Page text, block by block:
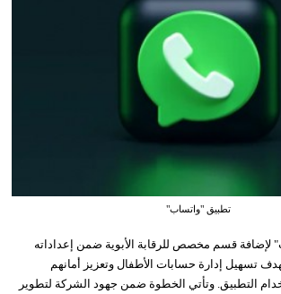
تطبيق "واتساب"
لإضافة قسم مخصص للرقابة الأبوية ضمن إعداداته
تسهيل إدارة حسابات الأطفال وتعزيز أمانهم
التطبيق. وتأتي الخطوة ضمن جهود الشركة لتطوير